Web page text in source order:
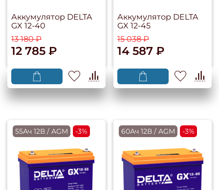
Аккумулятор DELTA
GX 12-40
13 180 ₽
12 785 ₽
Аккумулятор DELTA
GX 12-45
15 038 ₽
14 587 ₽
55Ач 12В / AGM -3% 60Ач 12В / AGM -3%